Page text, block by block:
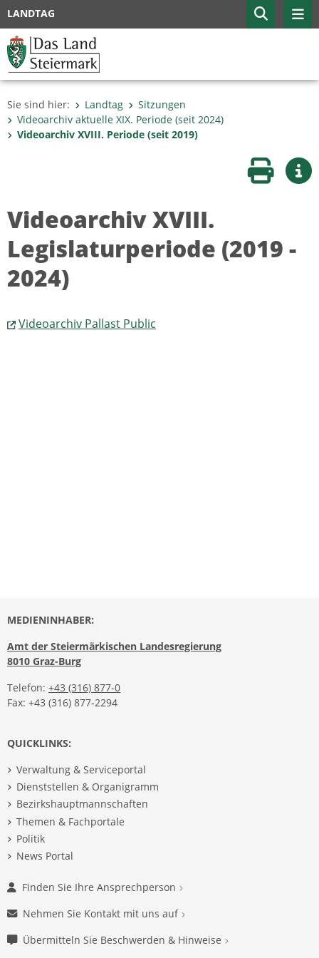
LANDTAG
Sie sind hier: Landtag
Sitzungen
Videoarchiv aktuelle XIX. Periode (seit 2024)
Videoarchiv XVIII. Periode (seit 2019)
Seite
Videoarchiv XVIII.
Legislaturperiode (2019 -
2024)
Videoarchiv Pallast Public
MEDIENINHABER:
Amt der Steiermärkischen Landesregierung
8010 Graz-Burg
Telefon: +43 (316) 877-0
Fax: +43 (316) 877-2294
QUICKLINKS:
Verwaltung & Serviceportal
Dienststellen & Organigramm
Bezirkshauptmannschaften
Themen & Fachportale
Politik
News Portal
Finden Sie Ihre Ansprechperson
Nehmen Sie Kontakt mit uns auf
Übermitteln Sie Beschwerden & Hinweise